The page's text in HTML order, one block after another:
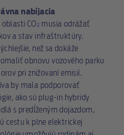
nabíjacia
oblasti CO₂ musia odrážať
a stav infraštruktúry.
než sa dokáže
obnovu vozového parku
pri znižovaní emisií.
by mala podporovať
ako sú plug-in hybridy
s predĺženým dojazdom,
cestu k plne elektrickej